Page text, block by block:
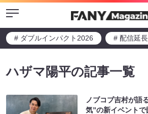
Menu
# ダブルインパクト2026 # 配信延
ハザマ陽平の記事一覧
ノブコブ吉村が語
気”の新イベント